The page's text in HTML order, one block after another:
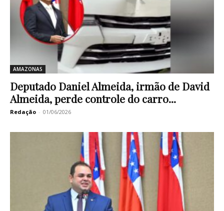
AMAZONAS
Deputado Daniel Almeida, irmão de David
Almeida, perde controle do carro...
Redação - 01/06/2026